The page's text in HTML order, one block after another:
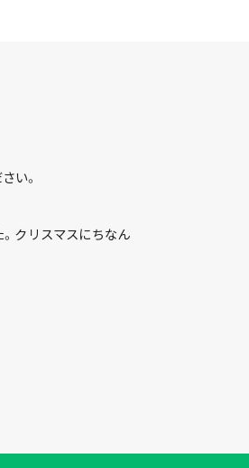
い。
クリスマスにちなん